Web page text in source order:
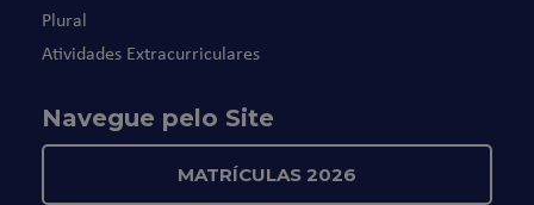
Plural
Atividades Extracurriculares
Navegue pelo Site
MATRÍCULAS 2026